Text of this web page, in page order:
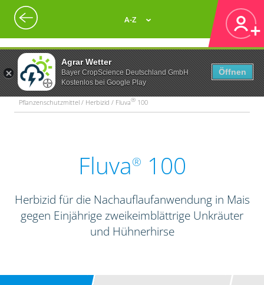
Agrar Wetter
Bayer CropScience Deutschland GmbH
Kostenlos bei Google Play
Öffnen
A-Z
Pflanzenschutzmittel / Herbizid / Fluva® 100
Fluva® 100
Herbizid für die Nachauflaufanwendung in Mais
gegen Einjährige zweikeimblättrige Unkräuter
und Hühnerhirse